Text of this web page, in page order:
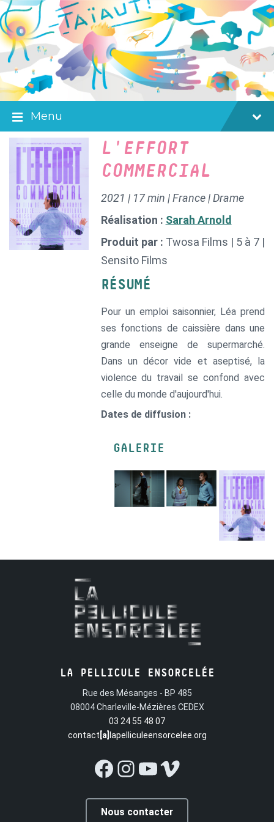
Skip
to
content
Skip
to
main
navigation
Skip
to
footer
Menu
L'EFFORT
COMMERCIAL
2021 | 17 min | France | Drame
Réalisation : Sarah Arnold
Produit par : Twosa Films | 5 à 7 |
Sensito Films
RÉSUMÉ
Pour un emploi saisonnier, Léa prend
ses fonctions de caissière dans une
grande enseigne de supermarché.
Dans un décor vide et aseptisé, la
violence du travail se confond avec
celle du monde d'aujourd'hui.
Dates de diffusion :
GALERIE
LA PELLICULE ENSORCELÉE
Rue des Mésanges - BP 485
08004 Charleville-Mézières CEDEX
03 24 55 48 07
contact [a] lapelliculeensorcelee.org
Facebook
Instagram
YouTube
Vimeo
Nous contacter